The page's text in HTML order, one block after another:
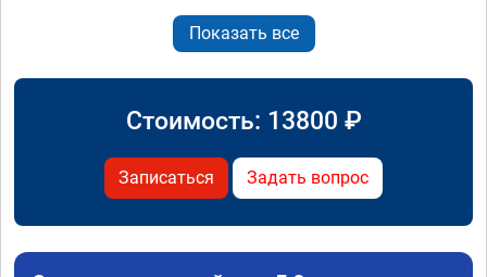
Показать все
Стоимость: 13800 ₽
Записаться Задать вопрос